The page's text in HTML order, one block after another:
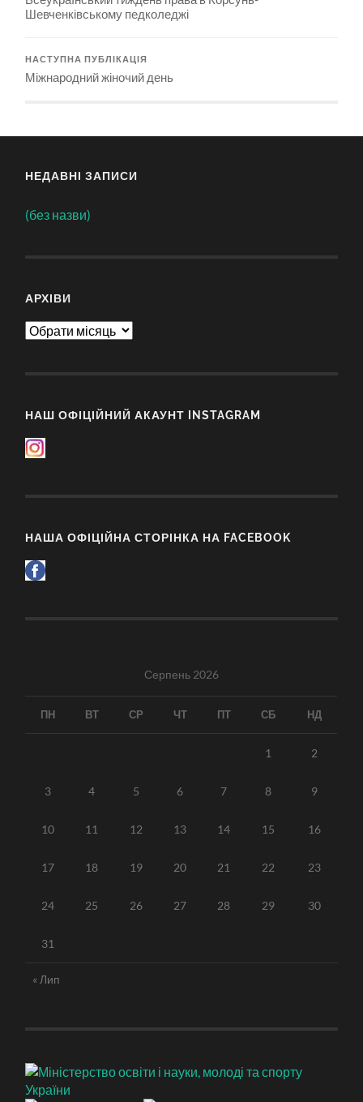
Шевченківському педколеджі
НАСТУПНА ПУБЛІКАЦІЯ
Міжнародний жіночий день
НЕДАВНІ ЗАПИСИ
(без назви)
АРХІВИ
Архіви
НАШ ОФІЦІЙНИЙ АКАУНТ INSTAGRAM
НАША ОФІЦІЙНА СТОРІНКА НА FACEBOOK
Серпень 2026
ПН ВТ СР ЧТ ПТ СБ НД
1 2
3 4 5 6 7 8 9
10 11 12 13 14 15 16
17 18 19 20 21 22 23
24 25 26 27 28 29 30
31
« Лип